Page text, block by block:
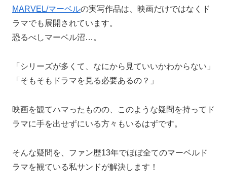
MARVEL/マーベルの実写作品は、映画だけではなくド
ラマでも展開されています。
恐るべしマーベル沼…。
「シリーズが多くて、なにから見ていいかわからない」
「そもそもドラマを見る必要あるの？」
映画を観てハマったものの、このような疑問を持ってド
ラマに手を出せずにいる方々もいるはずです。
そんな疑問を、ファン歴13年でほぼ全てのマーベルド
ラマを観ている私サンドが解決します！